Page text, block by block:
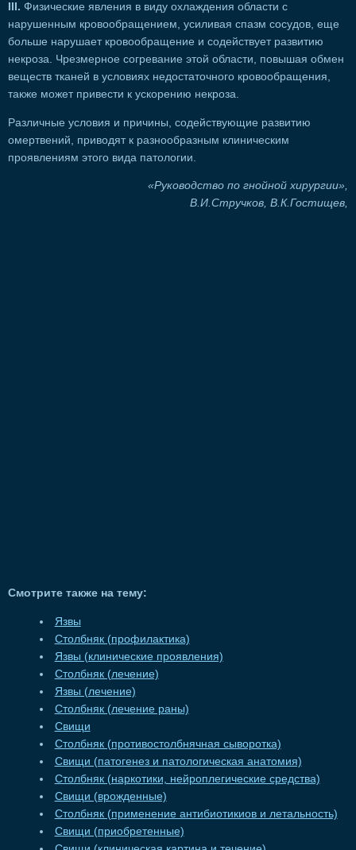
III. Физические явления в виду охлаждения области с
нарушенным кровообращением, усиливая спазм сосудов, еще
больше нарушает кровообращение и содействует развитию
некроза. Чрезмерное согревание этой области, повышая обмен
веществ тканей в условиях недостаточного кровообращения,
также может привести к ускорению некроза.
Различные условия и причины, содействующие развитию
омертвений, приводят к разнообразным клиническим
проявлениям этого вида патологии.
«Руководство по гнойной хирургии»,
В.И.Стручков, В.К.Гостищев,
Смотрите также на тему:
Язвы
Столбняк (профилактика)
Язвы (клинические проявления)
Столбняк (лечение)
Язвы (лечение)
Столбняк (лечение раны)
Свищи
Столбняк (противостолбнячная сыворотка)
Свищи (патогенез и патологическая анатомия)
Столбняк (наркотики, нейроплегические средства)
Свищи (врожденные)
Столбняк (применение антибиотикиов и летальность)
Свищи (приобретенные)